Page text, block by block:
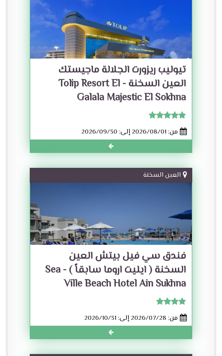
تيوليب ريزورت الجلالة ماجيستك
العين السخنة - Tolip Resort El
Galala Majestic El Sokhna
من: 2026/08/01 إلى: 2026/09/30
العين السخنة
فندق سي فيل بيتش العين
السخنة ( ايليت اروما سابقاً ) - Sea
Ville Beach Hotel Ain Sukhna
من: 2026/07/28 إلى: 2026/10/31